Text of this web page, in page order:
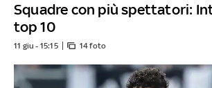
Squadre con più spettatori:
top 10
11 giu - 15:15 14 foto